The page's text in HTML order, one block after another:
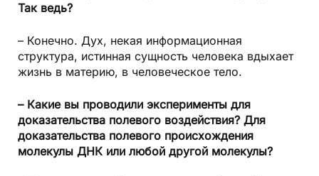
Так ведь?
– Конечно. Дух, некая информационная
структура, истинная сущность человека вдыхает
жизнь в материю, в человеческое тело.
– Какие вы проводили эксперименты для
доказательства полевого воздействия? Для
доказательства полевого происхождения
молекулы ДНК или любой другой молекулы?